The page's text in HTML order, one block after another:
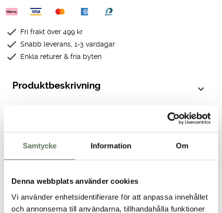
Samtycke Information Om
Denna webbplats använder cookies
Vi använder enhetsidentifierare för att anpassa innehållet
och annonserna till användarna, tillhandahålla funktioner
Fri frakt över 499 kr
Snabb leverans, 1-3 vardagar
Enkla returer & fria byten
Produktbeskrivning
Passform